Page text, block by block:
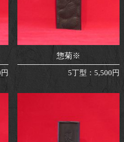
惣菊※
5丁型 ：5,500円